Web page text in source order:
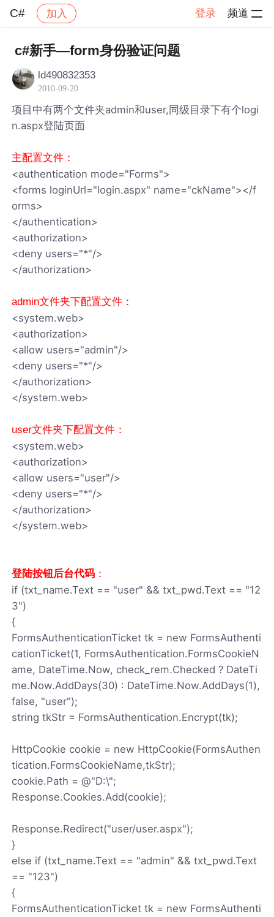
C# 加入 登录 频道
社区 C# 帖子详情
c#新手—form身份验证问题
ld490832353
2010-09-20
项目中有两个文件夹admin和user,同级目录下有个logi
n.aspx登陆页面
主配置文件：
<authentication mode="Forms">
<forms loginUrl="login.aspx" name="ckName"></f
orms>
</authentication>
<authorization>
<deny users="*"/>
</authorization>
admin文件夹下配置文件：
<system.web>
<authorization>
<allow users="admin"/>
<deny users="*"/>
</authorization>
</system.web>
user文件夹下配置文件：
<system.web>
<authorization>
<allow users="user"/>
<deny users="*"/>
</authorization>
</system.web>
登陆按钮后台代码 ：
if (txt_name.Text == "user" && txt_pwd.Text == "12
3")
{
FormsAuthenticationTicket tk = new FormsAuthenti
cationTicket(1, FormsAuthentication.FormsCookieN
ame, DateTime.Now, check_rem.Checked ? DateTi
me.Now.AddDays(30) : DateTime.Now.AddDays(1),
false, "user");
string tkStr = FormsAuthentication.Encrypt(tk);
HttpCookie cookie = new HttpCookie(FormsAuthen
tication.FormsCookieName,tkStr);
cookie.Path = @"D:\";
Response.Cookies.Add(cookie);
Response.Redirect("user/user.aspx");
}
else if (txt_name.Text == "admin" && txt_pwd.Text
== "123")
{
FormsAuthenticationTicket tk = new FormsAuthenti